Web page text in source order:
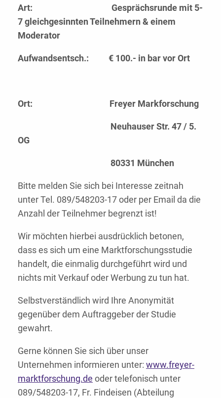
Art:
Gesprächsrunde mit 5-
7 gleichgesinnten Teilnehmern & einem
Moderator
Aufwandsentsch.: € 100.- in bar vor Ort
Ort: Freyer Markforschung
Neuhauser Str. 47 / 5.
OG
80331 München
Bitte melden Sie sich bei Interesse zeitnah
unter Tel. 089/548203-17 oder per Email da die
Anzahl der Teilnehmer begrenzt ist!
Wir möchten hierbei ausdrücklich betonen,
dass es sich um eine Marktforschungsstudie
handelt, die einmalig durchgeführt wird und
nichts mit Verkauf oder Werbung zu tun hat.
Selbstverständlich wird Ihre Anonymität
gegenüber dem Auftraggeber der Studie
gewahrt.
Gerne können Sie sich über unser
Unternehmen informieren unter: www.freyer-
marktforschung.de oder telefonisch unter
089/548203-17, Fr. Findeisen (Abteilung